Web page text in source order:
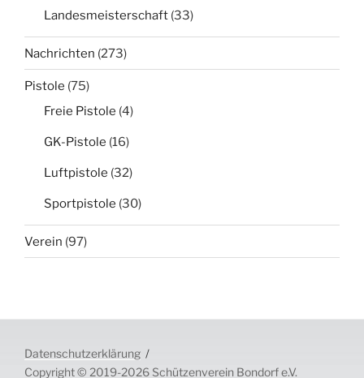
Landesmeisterschaft (33)
Nachrichten (273)
Pistole (75)
Freie Pistole (4)
GK-Pistole (16)
Luftpistole (32)
Sportpistole (30)
Verein (97)
Datenschutzerklärung
Copyright © 2019-2026 Schützenverein Bondorf e.V.